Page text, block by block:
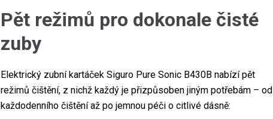
Pět režimů pro dokonale čisté
zuby
Elektrický zubní kartáček Siguro Pure Sonic B430B nabízí pět
režimů čištění, z nichž každý je přizpůsoben jiným potřebám – od
každodenního čištění až po jemnou péči o citlivé dásně: